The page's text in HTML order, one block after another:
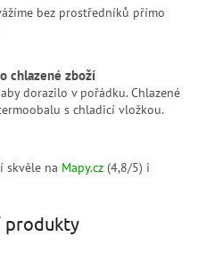
bez prostředníků přímo
chlazené zboží
dorazilo v pořádku. Chlazené
s chladicí vložkou.
skvěle na Mapy.cz (4,8/5) i
produkty